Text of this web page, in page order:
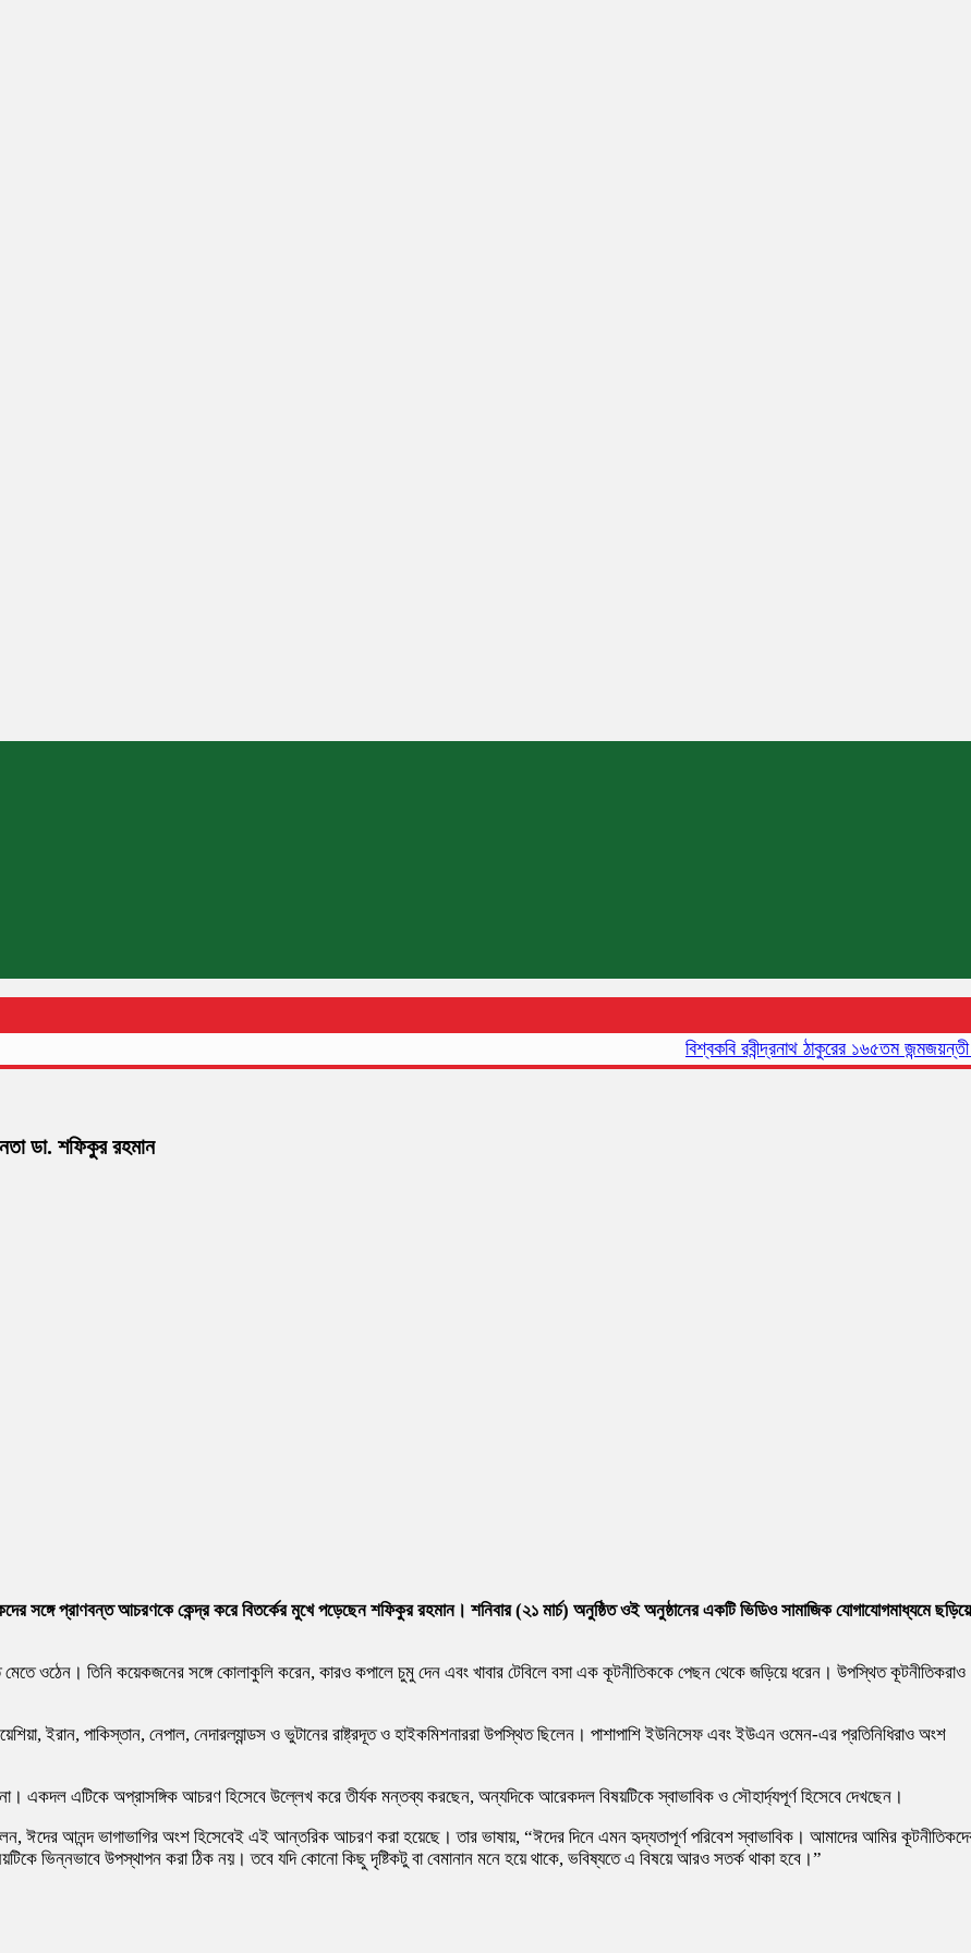
বিশ্বকবি রবীন্দ্রনাথ ঠাকুরের ১৬৫তম জন্মজয়ন্তী আজ
ডা. শফিকুর রহমান
সঙ্গে প্রাণবন্ত আচরণকে কেন্দ্র করে বিতর্কের মুখে পড়েছেন শফিকুর রহমান। শনিবার (২১ মার্চ) অনুষ্ঠিত ওই অনুষ্ঠানের একটি ভিডিও সামাজিক যোগাযোগমাধ্যমে ছড়িয়ে
মেতে ওঠেন। তিনি কয়েকজনের সঙ্গে কোলাকুলি করেন, কারও কপালে চুমু দেন এবং খাবার টেবিলে বসা এক কূটনীতিককে পেছন থেকে জড়িয়ে ধরেন। উপস্থিত কূটনীতিকরাও
ইরান, পাকিস্তান, নেপাল, নেদারল্যান্ডস ও ভুটানের রাষ্ট্রদূত ও হাইকমিশনাররা উপস্থিত ছিলেন। পাশাপাশি ইউনিসেফ এবং ইউএন ওমেন-এর প্রতিনিধিরাও অংশ
একদল এটিকে অপ্রাসঙ্গিক আচরণ হিসেবে উল্লেখ করে তীর্যক মন্তব্য করছেন, অন্যদিকে আরেকদল বিষয়টিকে স্বাভাবিক ও সৌহার্দ্যপূর্ণ হিসেবে দেখছেন।
ঈদের আনন্দ ভাগাভাগির অংশ হিসেবেই এই আন্তরিক আচরণ করা হয়েছে। তার ভাষায়, “ঈদের দিনে এমন হৃদ্যতাপূর্ণ পরিবেশ স্বাভাবিক। আমাদের আমির
ভিন্নভাবে উপস্থাপন করা ঠিক নয়। তবে যদি কোনো কিছু দৃষ্টিকটু বা বেমানান মনে হয়ে থাকে, ভবিষ্যতে এ বিষয়ে আরও সতর্ক থাকা হবে।”